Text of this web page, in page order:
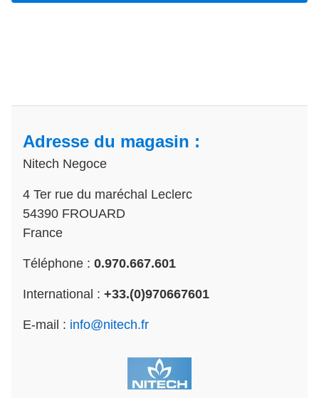
Adresse du magasin :
Nitech Negoce
4 Ter rue du maréchal Leclerc
54390 FROUARD
France
Téléphone : 0.970.667.601
International : +33.(0)970667601
E-mail : info@nitech.fr